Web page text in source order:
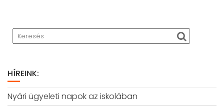
HÍREINK:
Nyári ügyeleti napok az iskolában